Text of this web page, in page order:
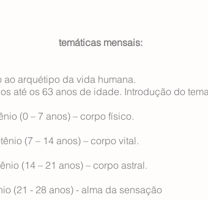
temáticas mensais:
ao arquétipo da vida humana.
até os 63 anos de idade. Introdução do
(0 – 7 anos) – corpo físico.
(7 – 14 anos) – corpo vital.
(14 – 21 anos) – corpo astral.
(21 - 28 anos) - alma da sensação